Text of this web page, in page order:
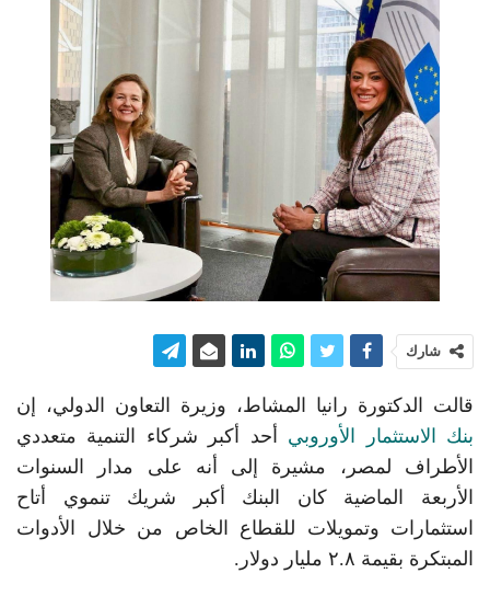
شارك
قالت الدكتورة رانيا المشاط، وزيرة التعاون الدولي، إن
بنك الاستثمار الأوروبي أحد أكبر شركاء التنمية متعددي
الأطراف لمصر، مشيرة إلى أنه على مدار السنوات
الأربعة الماضية كان البنك أكبر شريك تنموي أتاح
استثمارات وتمويلات للقطاع الخاص من خلال الأدوات
المبتكرة بقيمة ٢.٨ مليار دولار.